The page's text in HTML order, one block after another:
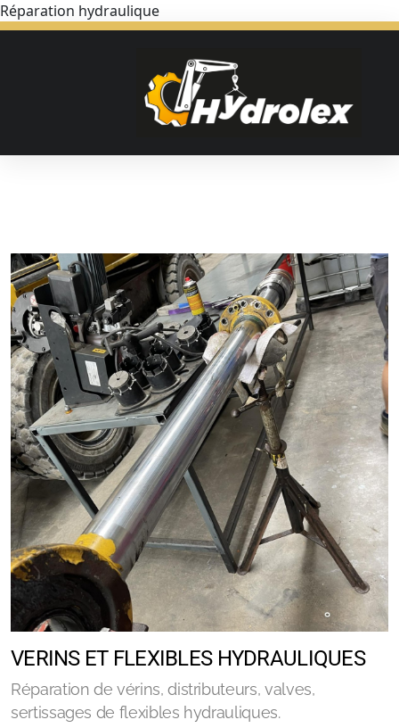
Réparation hydraulique
VERINS ET FLEXIBLES HYDRAULIQUES
Réparation de vérins, distributeurs, valves,
sertissages de flexibles hydrauliques.